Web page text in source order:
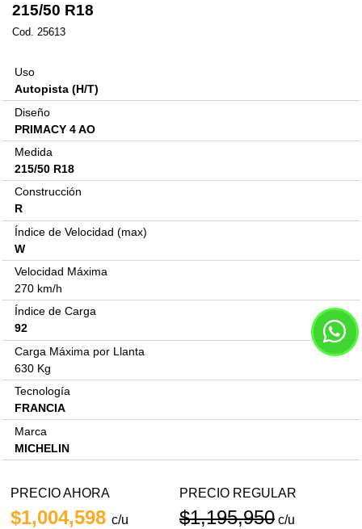
215/50 R18
Cod. 25613
Uso
Autopista (H/T)
Diseño
PRIMACY 4 AO
Medida
215/50 R18
Construcción
R
Índice de Velocidad (max)
W
Velocidad Máxima
270 km/h
Índice de Carga
92
Carga Máxima por Llanta
630 Kg
Tecnología
FRANCIA
Marca
MICHELIN
PRECIO AHORA
$1,004,598 c/u
PRECIO REGULAR
$1,195,950 c/u